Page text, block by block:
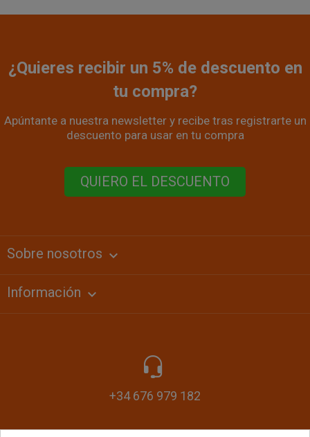
¿Quieres recibir un 5% de descuento en
tu compra?
Apúntante a nuestra newsletter y recibe tras registrarte un
descuento para usar en tu compra
QUIERO EL DESCUENTO
Sobre nosotros keyboard_arrow_down
Información 
+34 676 979 182